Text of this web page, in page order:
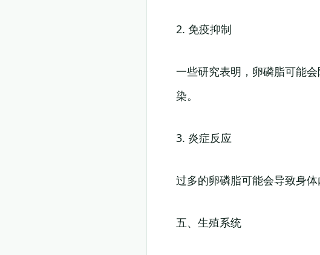
2. 免疫抑制
一些研究表明，卵磷脂可能
染。
3. 炎症反应
过多的卵磷脂可能会导致身
五、生殖系统